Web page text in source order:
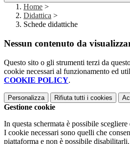
Home >
Didattica >
Schede didattiche
Nessun contenuto da
Questo sito o gli strumenti terzi da
cookie necessari al funzionamento ed
COOKIE POLICY.
Personalizza Rifiuta tutti i cookies
Gestione cookie
In questa schermata è possibile
I cookie necessari sono quelli che
piattaforma e non è possibile disabilitarli.